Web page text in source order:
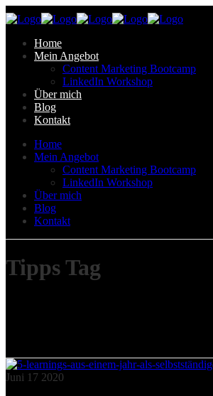
Home
Mein Angebot
Content Marketing Bootcamp
LinkedIn Workshop
Über mich
Blog
Kontakt
Home
Mein Angebot
Content Marketing Bootcamp
LinkedIn Workshop
Über mich
Blog
Kontakt
Tipps Tag
Juni 17 2020